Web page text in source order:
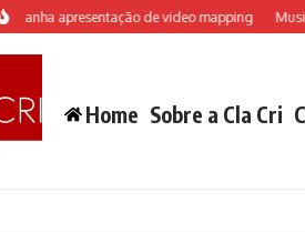
apresentação de video mapping Musical
Home Sobre a Cla Cri